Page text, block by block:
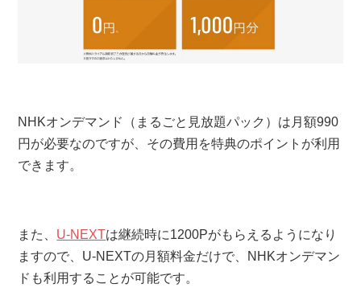
NHKオンデマンド（まるごと見放題パック）は月額990
円が必要なのですが、その費用を特典のポイントが利用
できます。
また、 U-NEXTは継続時に1200Pがもらえるようになり
ますので、U-NEXTの月額料金だけで、NHKオンデマン
ドも利用することが可能です。